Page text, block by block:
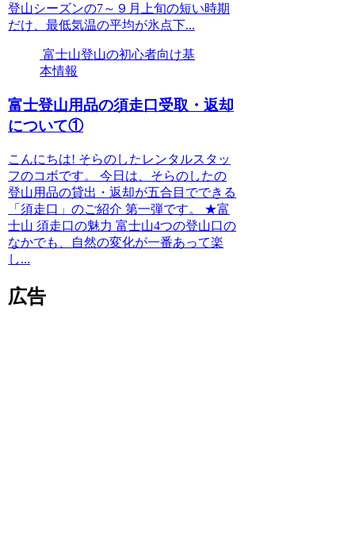
登山シーズンの7～９月上旬の短い時期
だけ、最低気温の平均が氷点下...
富士山登山の初心者向け基
本情報
富士登山用品の須走口受取・返却
について①
こんにちは! そらのしたレンタルスタッ
フのコボです。 今日は、そらのしたの
登山用品の貸出・返却が五合目でできる
「須走口」のご紹介 第一弾です。 ★富
士山 須走口の魅力 富士山4つの登山口の
なかでも、自然の変化が一番あって楽
し...
広告